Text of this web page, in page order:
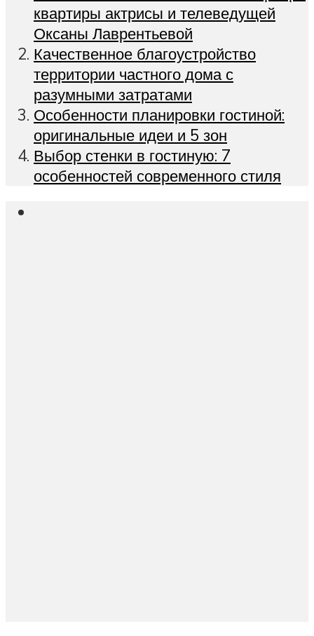
квартиры актрисы и телеведущей
Оксаны Лаврентьевой
Качественное благоустройство
территории частного дома с
разумными затратами
Особенности планировки гостиной:
оригинальные идеи и 5 зон
Выбор стенки в гостиную: 7
особенностей современного стиля